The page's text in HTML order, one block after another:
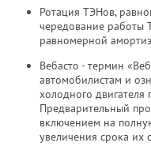
Ротация ТЭНов,
чередование работы
равномерной
Вебасто - термин
автомобилистам и
холодного двигателя
Предварительный
включением на
увеличения срока их